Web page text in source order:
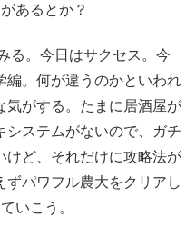
あるとか？
る。今日はサクセス。今
編。何が違うのかといわれ
気がする。たまに居酒屋が
システムがないので、ガチ
けど、それだけに攻略法が
パワフル農大をクリアし
いこう。